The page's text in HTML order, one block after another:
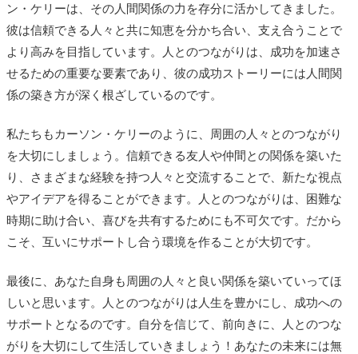
ン・ケリーは、その人間関係の力を存分に活かしてきました。
彼は信頼できる人々と共に知恵を分かち合い、支え合うことで
より高みを目指しています。人とのつながりは、成功を加速さ
せるための重要な要素であり、彼の成功ストーリーには人間関
係の築き方が深く根ざしているのです。
私たちもカーソン・ケリーのように、周囲の人々とのつながり
を大切にしましょう。信頼できる友人や仲間との関係を築いた
り、さまざまな経験を持つ人々と交流することで、新たな視点
やアイデアを得ることができます。人とのつながりは、困難な
時期に助け合い、喜びを共有するためにも不可欠です。だから
こそ、互いにサポートし合う環境を作ることが大切です。
最後に、あなた自身も周囲の人々と良い関係を築いていってほ
しいと思います。人とのつながりは人生を豊かにし、成功への
サポートとなるのです。自分を信じて、前向きに、人とのつな
がりを大切にして生活していきましょう！あなたの未来には無